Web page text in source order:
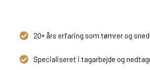
20+ års erfaring som tømrer og
Specialiseret i tagarbejde og